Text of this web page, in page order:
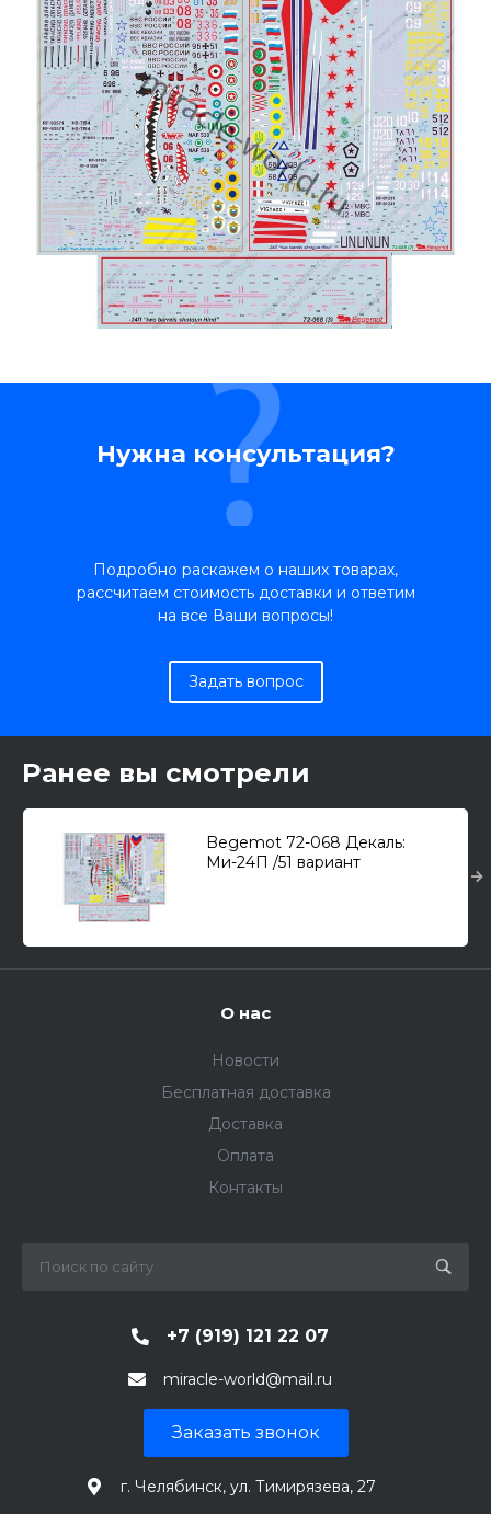
Нужна консультация?
Подробно раскажем о наших товарах,
рассчитаем стоимость доставки и ответим
на все Ваши вопросы!
Задать вопрос
Ранее вы смотрели
Begemot 72-068 Декаль:
Ми-24П /51 вариант
О нас
Новости
Бесплатная доставка
Доставка
Оплата
Контакты
+7 (919) 121 22 07
miracle-world@mail.ru
Заказать звонок
г. Челябинск, ул. Тимирязева, 27